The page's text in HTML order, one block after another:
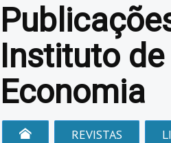
Instituto de
Economia
REVISTAS